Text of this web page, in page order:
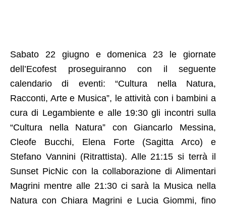
Sabato 22 giugno e domenica 23 le giornate
dell’Ecofest proseguiranno con il seguente
calendario di eventi: “Cultura nella Natura,
Racconti, Arte e Musica”, le attività con i bambini a
cura di Legambiente e alle 19:30 gli incontri sulla
“Cultura nella Natura” con Giancarlo Messina,
Cleofe Bucchi, Elena Forte (Sagitta Arco) e
Stefano Vannini (Ritrattista). Alle 21:15 si terrà il
Sunset PicNic con la collaborazione di Alimentari
Magrini mentre alle 21:30 ci sarà la Musica nella
Natura con Chiara Magrini e Lucia Giommi, fino